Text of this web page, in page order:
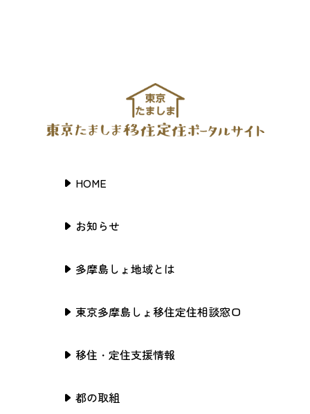
HOME
お知らせ
多摩島しょ地域とは
東京多摩島しょ移住定住相談窓口
移住・定住支援情報
都の取組